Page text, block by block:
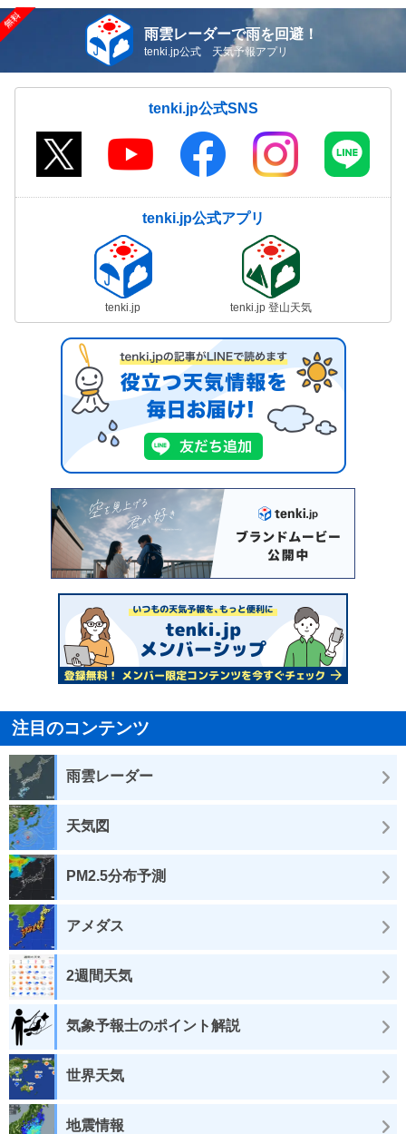
雨雲レーダーで雨を回避！
tenki.jp公式 天気予報アプリ
tenki.jp公式SNS
tenki.jp公式アプリ
tenki.jp tenki.jp 登山天気
注目のコンテンツ
雨雲レーダー
天気図
PM2.5分布予測
アメダス
2週間天気
気象予報士のポイント解説
世界天気
地震情報